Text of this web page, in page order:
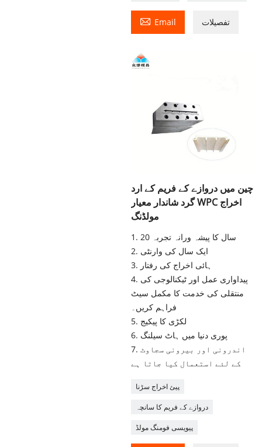
 Email تفصیلات
چین میں دروازے کے فریم کے ارد
گرد شاندار معیار WPC اخراج
مولڈنگ
1. 20 سال کا پیشہ ورانہ تجربہ
2. ایک سال کی وارنٹی
3. ہائی اخراج کی رفتار
4. پیداواری عمل اور ٹیکنالوجی کی
منتقلی کی خدمت کا مکمل سیٹ
فراہم کریں۔
5. لکڑی کا پیکیج
6. پوری دنیا میں ہاٹ سیلنگ
7. اندرونی اور بیرونی سجاوٹ
کے لئے استعمال کیا جاتا ہے
پیئ اخراج سڑنا
دروازے کے فریم کا سانچہ
پیویسی فومنگ مولڈ